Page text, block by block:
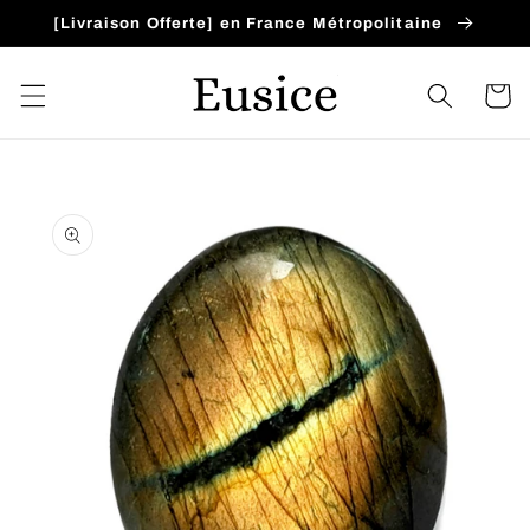
passer
au
[Livraison Offerte] en France Métropolitaine
Panier
informations
produits